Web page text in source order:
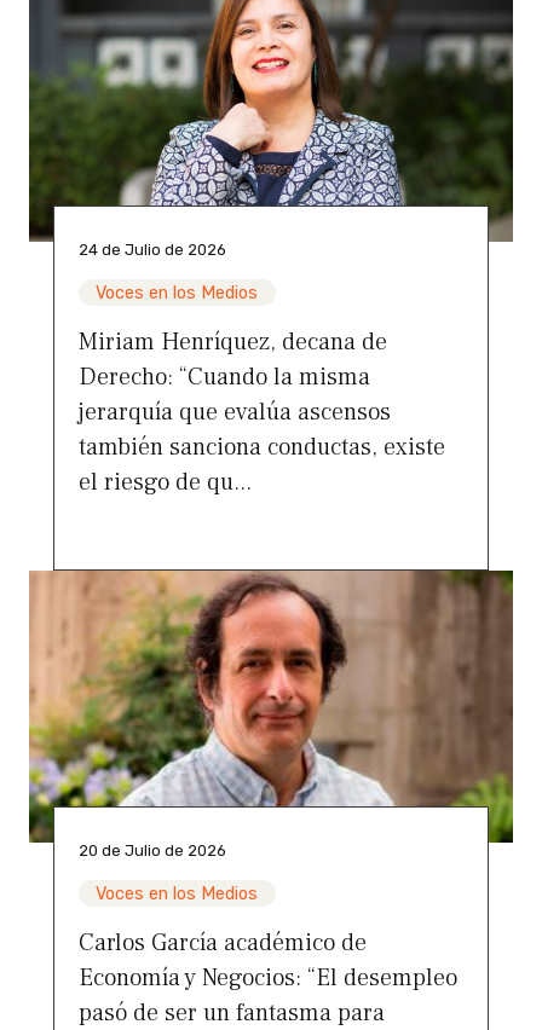
24 de Julio de 2026
Voces en los Medios
Miriam Henríquez, decana de
Derecho: “Cuando la misma
jerarquía que evalúa ascensos
también sanciona conductas, existe
el riesgo de qu...
20 de Julio de 2026
Voces en los Medios
Carlos García académico de
Economía y Negocios: “El desempleo
pasó de ser un fantasma para